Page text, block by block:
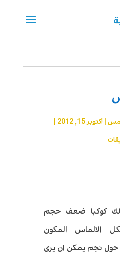
| أكتوبر 15, 2012
كوكبا ضعف حجم
الالماس المكون
حول نجم يمكن ان يرى